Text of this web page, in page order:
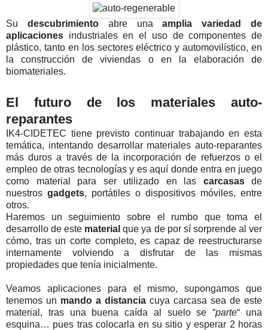
Su descubrimientoabre unaamplia variedad de
aplicaciones industriales en el uso de componentes de
plástico, tanto en los sectores eléctrico y automovilístico, en
la construcción de viviendas o en la elaboración de
biomateriales.
El futuro de los materiales auto-
reparantes
IK4-CIDETEC tiene previsto continuar trabajando en esta
temática, intentando desarrollar materiales auto-reparantes
más duros a través de la incorporación de refuerzos o el
empleo de otras tecnologías y es aquí donde entra en juego
como material para ser utilizado en las carcasasde
nuestros gadgets, portátiles o dispositivos móviles, entre
otros.
Haremos un seguimiento sobre el rumbo que toma el
desarrollo de este material que ya de por sí sorprende al ver
cómo, tras un corte completo, es capaz de reestructurarse
internamente volviendo a disfrutar de las mismas
propiedades que tenía inicialmente.
Veamos aplicaciones para el mismo, supongamos que
tenemos un mando a distancia cuya carcasa sea de este
material, tras una buena caída al suelo se “parte“ una
esquina… pues tras colocarla en su sitio y esperar 2 horas